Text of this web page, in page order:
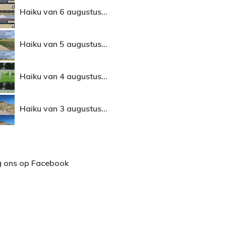
Haiku van 6 augustus...
Haiku van 5 augustus...
Haiku van 4 augustus...
Haiku van 3 augustus...
ons op Facebook